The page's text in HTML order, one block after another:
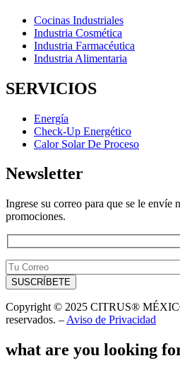
Cocinas Industriales
Industria Cosmética
Industria Farmacéutica
Industria Alimentaria
SERVICIOS
Energía
Check-Up Energético
Calor Solar De Proceso
Newsletter
Ingrese su correo para que se le envíe
promociones.
Copyright © 2025 CITRUS®
reservados. – Aviso de Privacidad
what are you looking